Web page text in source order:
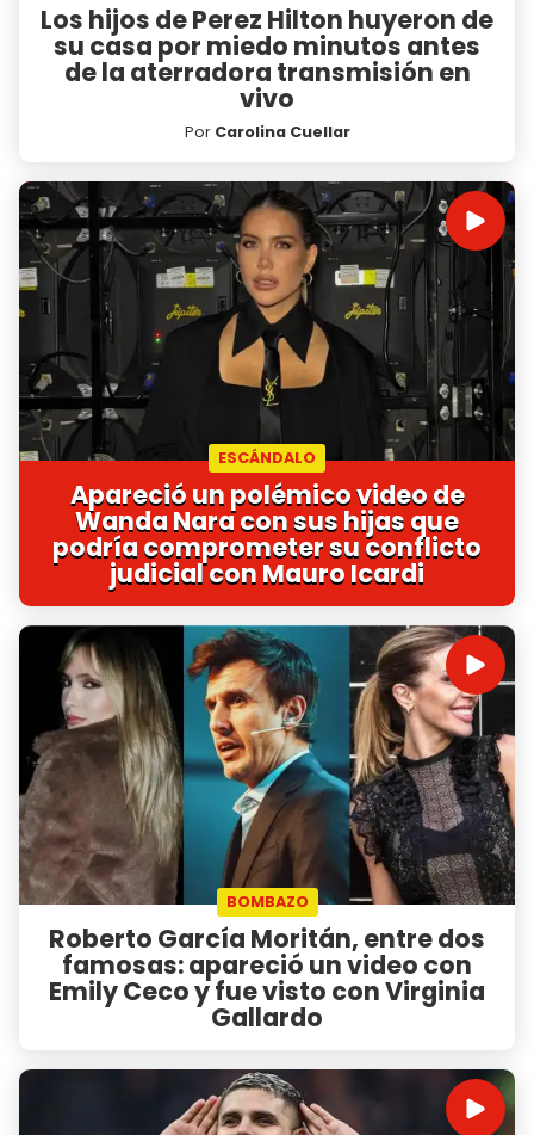
Los hijos de Perez Hilton huyeron de
su casa por miedo minutos antes
de la aterradora transmisión en
vivo
Por Carolina Cuellar
ESCÁNDALO
Apareció un polémico video de
Wanda Nara con sus hijas que
podría comprometer su conflicto
judicial con Mauro Icardi
BOMBAZO
Roberto García Moritán, entre dos
famosas: apareció un video con
Emily Ceco y fue visto con Virginia
Gallardo